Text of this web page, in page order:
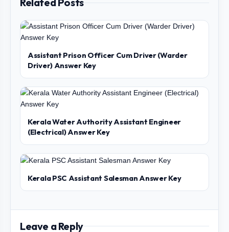
Assistant Prison Officer Cum Driver (Warder
Driver) Answer Key
Kerala Water Authority Assistant Engineer
(Electrical) Answer Key
Kerala PSC Assistant Salesman Answer Key
Leave a Reply